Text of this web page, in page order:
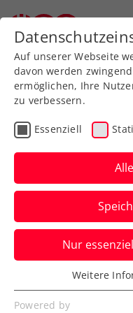
Zurück zur
ATP
LAYJET-
Choinski
Bad
125 Plätze
Günter-
ATP-125-
Verfasst von:
Auf unserer Webseite
davon werden
ermöglichen, Ihre
zu verbessern.
Essenziell
Nur
Essenziell
Essenzielle Cookies
Weitere
Powered by